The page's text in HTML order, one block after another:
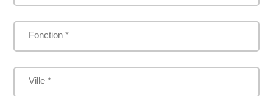
Fonction *
Ville *